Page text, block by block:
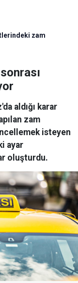
zam
aldığı karar
zam
isteyen
ayar
oluşturdu.